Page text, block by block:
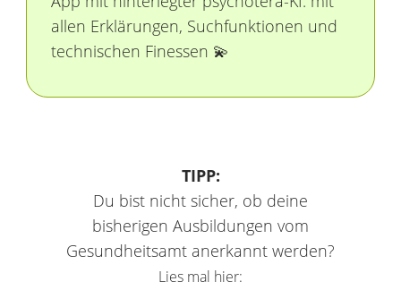
allen Erklärungen, Suchfunktionen und
technischen Finessen 💫
TIPP:
Du bist nicht sicher, ob deine
bisherigen Ausbildungen vom
Gesundheitsamt anerkannt werden?
Lies mal hier: